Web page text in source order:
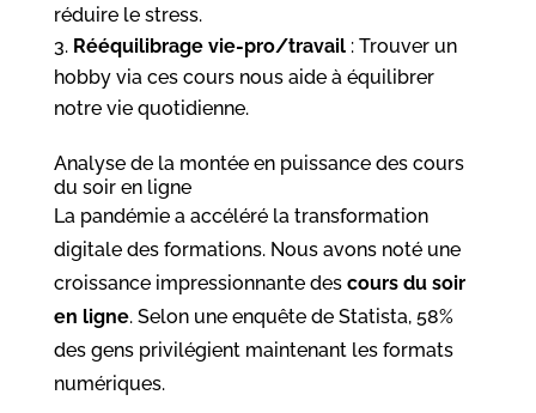
réduire le stress.
Rééquilibrage vie-pro/travail: Trouver un
hobby via ces cours nous aide à équilibrer
notre vie quotidienne.
Analyse de la montée en puissance des cours
du soir en ligne
La pandémie a accéléré la transformation
digitale des formations. Nous avons noté une
croissance impressionnante des cours du soir
en ligne. Selon une enquête de Statista, 58%
des gens privilégient maintenant les formats
numériques.